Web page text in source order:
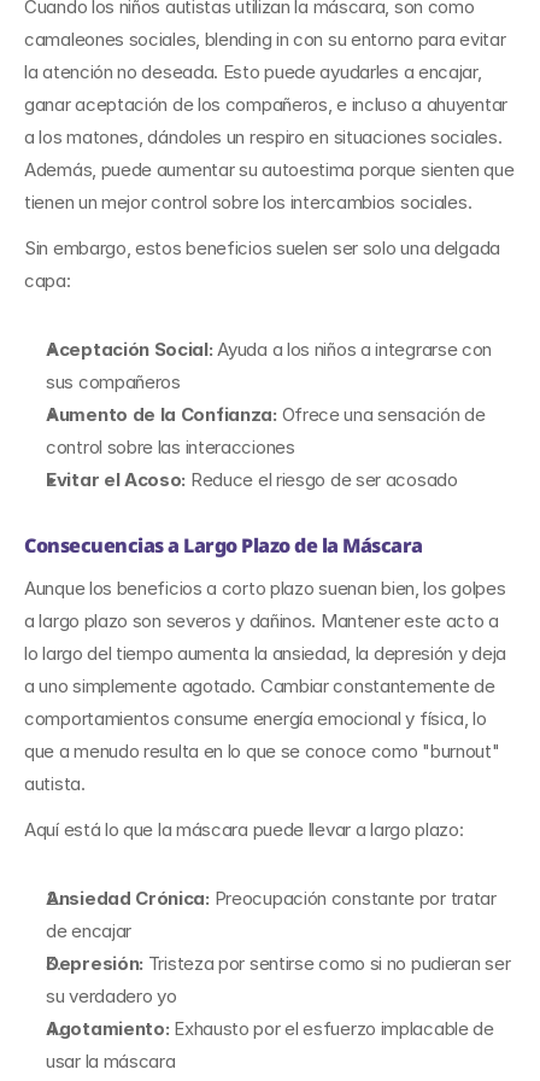
Cuando los niños autistas utilizan la máscara, son como
camaleones sociales, blending in con su entorno para evitar
la atención no deseada. Esto puede ayudarles a encajar,
ganar aceptación de los compañeros, e incluso a ahuyentar
a los matones, dándoles un respiro en situaciones sociales.
Además, puede aumentar su autoestima porque sienten que
tienen un mejor control sobre los intercambios sociales.
Sin embargo, estos beneficios suelen ser solo una delgada
capa:
Aceptación Social: Ayuda a los niños a integrarse con
sus compañeros
Aumento de la Confianza: Ofrece una sensación de
control sobre las interacciones
Evitar el Acoso: Reduce el riesgo de ser acosado
Consecuencias a Largo Plazo de la Máscara
Aunque los beneficios a corto plazo suenan bien, los golpes
a largo plazo son severos y dañinos. Mantener este acto a
lo largo del tiempo aumenta la ansiedad, la depresión y deja
a uno simplemente agotado. Cambiar constantemente de
comportamientos consume energía emocional y física, lo
que a menudo resulta en lo que se conoce como "burnout"
autista.
Aquí está lo que la máscara puede llevar a largo plazo:
Ansiedad Crónica: Preocupación constante por tratar
de encajar
Depresión: Tristeza por sentirse como si no pudieran ser
su verdadero yo
Agotamiento: Exhausto por el esfuerzo implacable de
usar la máscara